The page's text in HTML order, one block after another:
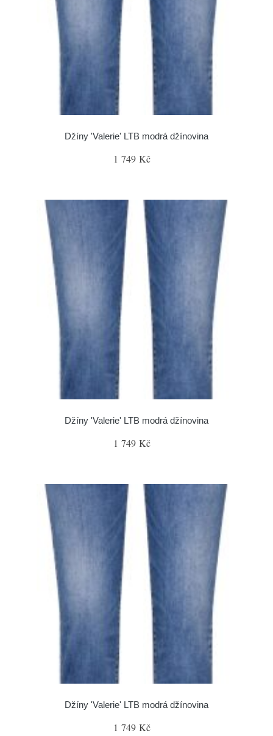
Džíny 'Valerie' LTB modrá džínovina
1 749 Kč
Džíny 'Valerie' LTB modrá džínovina
1 749 Kč
Džíny 'Valerie' LTB modrá džínovina
1 749 Kč